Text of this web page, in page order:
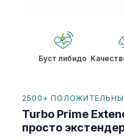
Буст либидо
2500+
Turbo Prime
просто